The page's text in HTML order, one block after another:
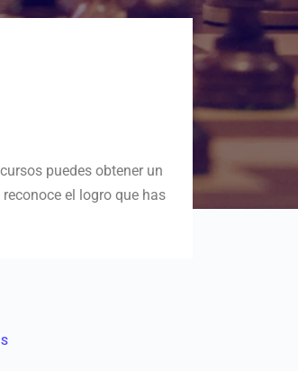
puedes obtener un
el logro que has